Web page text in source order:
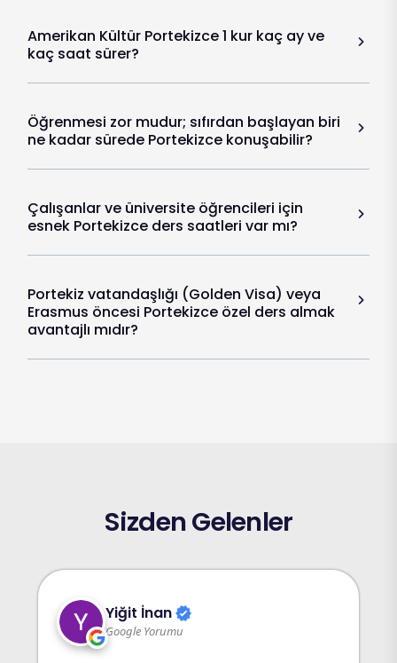
Amerikan Kültür Portekizce 1 kur kaç ay ve
kaç saat sürer?
Öğrenmesi zor mudur; sıfırdan başlayan biri
ne kadar sürede Portekizce konuşabilir?
Çalışanlar ve üniversite öğrencileri için
esnek Portekizce ders saatleri var mı?
Portekiz vatandaşlığı (Golden Visa) veya
Erasmus öncesi Portekizce özel ders almak
avantajlı mıdır?
Sizden Gelenler
Can AKTAŞ
Google Yorumu